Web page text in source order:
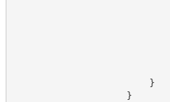
}
}